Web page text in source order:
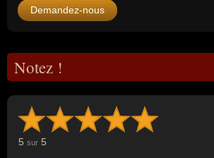
Demandez-nous
Notez !
5 sur 5